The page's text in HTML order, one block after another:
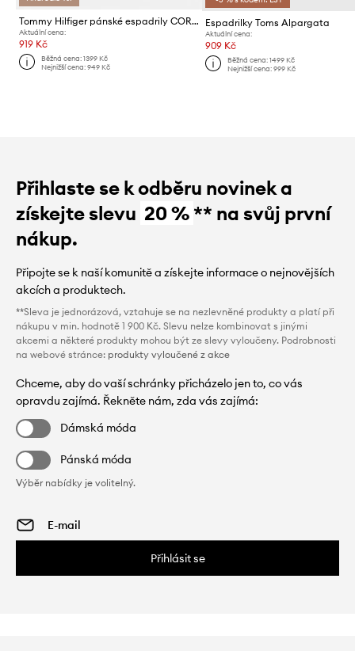
Tommy Hilfiger pánské espadrily CORE HILFIGER ESPADRILLE TEXTILE
Aktuální cena:
919 Kč
Běžná cena:1399 Kč
Nejnižší cena:949 Kč
Espadrilky Toms Alpargata
Aktuální cena:
909 Kč
Běžná cena: 1499 Kč
Nejnižší cena: 999 Kč
Přihlaste se k odběru novinek a
získejte slevu 20 %** na svůj první
nákup.
Připojte se k naší komunitě a získejte informace o nejnovějších
akcích a produktech.
**Sleva je jednorázová, vztahuje se na nezlevněné produkty a platí při
nákupu v min. hodnotě 1 900 Kč. Slevu nelze kombinovat s jinými
akcemi a některé produkty mohou být ze slevy vyloučeny. Podrobnosti
na webové stránce: produkty vyloučené z akce
Chceme, aby do vaší schránky přicházelo jen to, co vás
opravdu zajímá. Řekněte nám, zda vás zajímá:
Dámská móda
Pánská móda
Výběr nabídky je volitelný.
Přihlásit se